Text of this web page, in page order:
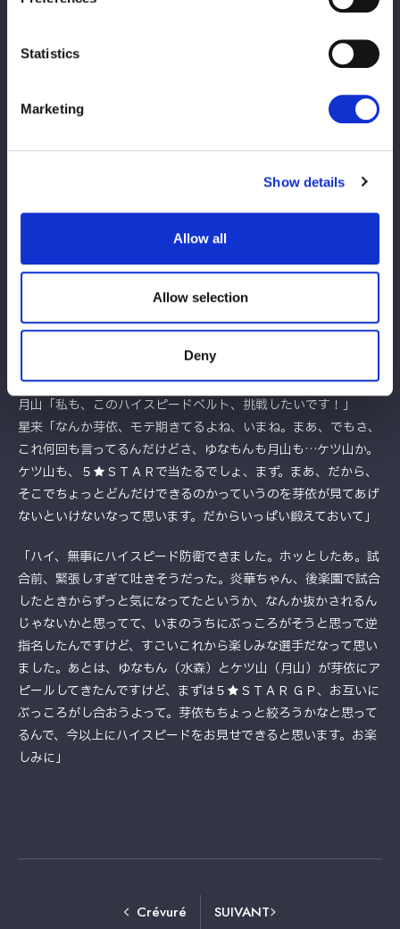
Statistics
Marketing
Show details
Allow all
Allow selection
Deny
ボー。炎華が走ると星来が先回り、エプロンでドロップキック。
炎華が場外に送り出し、プランチャで飛ぶ。炎華が星来を戻し、
「行くぞ！」と気合を入れてミサイルキック。星来が返すと、カ
ウンターでドロップキック。炎華を引き起こし抱え上げるも炎華
キック。担ぎ上げるとボムで叩きつけ３カウントを奪った。
ピードな選手だと思ってるので、これからまた闘えるの楽しみに
しています」
炎華「ありがとうございました！」
両者が握手をかわすと、水森が入ってくる。
水森「芽依、もう私、待たねえよ。次、そのハイスピードのベル
トに挑戦するのは、この私だ！」
月山も登場。
月山「私も、このハイスピードベルト、挑戦したいです！」
星来「なんか芽依、モテ期きてるよね、いまね。まあ、でもさ、
これ何回も言ってるんだけどさ、ゆなもんも月山も…ケツ山か。
ケツ山も、５★ＳＴＡＲで当たるでしょ、まず。まあ、だから、
そこでちょっとどんだけできるのかっていうのを芽依が見てあげ
ないといけないなって思います。だからいっぱい鍛えておいて」
「ハイ、無事にハイスピード防衛できました。ホッとしたあ。試
合前、緊張しすぎて吐きそうだった。炎華ちゃん、後楽園で試合
したときからずっと気になってたというか、なんか抜かされるん
じゃないかと思ってて、いまのうちにぶっころがそうと思って逆
指名したんですけど、すごいこれから楽しみな選手だなって思い
ました。あとは、ゆなもん（水森）とケツ山（月山）が芽依にア
ピールしてきたんですけど、まずは５★ＳＴＡＲ ＧＰ、お互いに
ぶっころがし合おうよって。芽依もちょっと絞ろうかなと思って
るんで、今以上にハイスピードをお見せできると思います。お楽
しみに」
Crévuré SUIVANT